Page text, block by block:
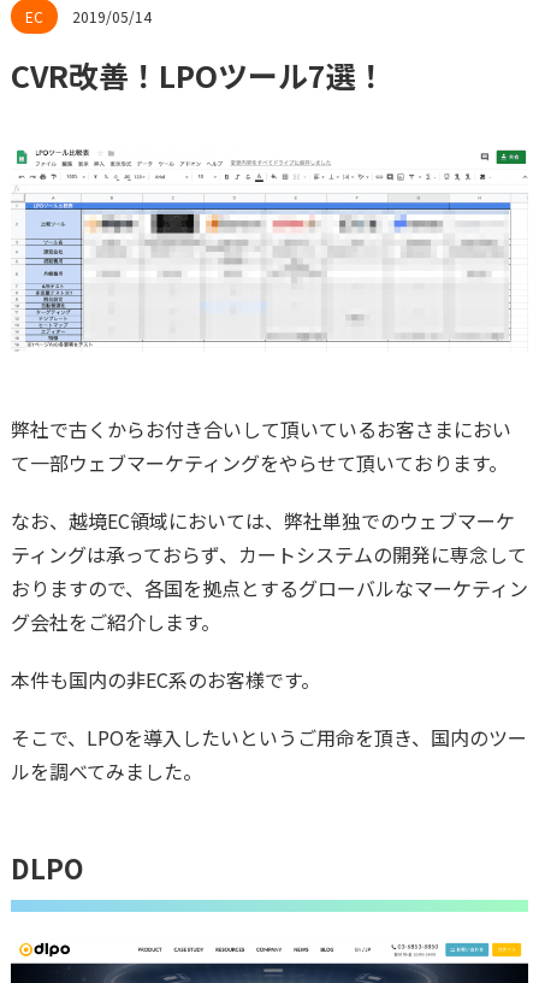
2019/05/14
CVR改善！LPOツール7選！
弊社で古くからお付き合いして頂いているお客さまにおい
て一部ウェブマーケティングをやらせて頂いております。
なお、越境EC領域においては、弊社単独でのウェブマーケ
ティングは承っておらず、カートシステムの開発に専念して
おりますので、各国を拠点とするグローバルなマーケティン
グ会社をご紹介します。
本件も国内の非EC系のお客様です。
そこで、LPOを導入したいというご用命を頂き、国内のツー
ルを調べてみました。
DLPO